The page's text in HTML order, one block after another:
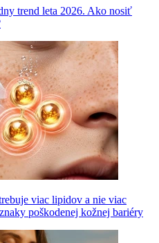
trend leta 2026. Ako nosiť
viac lipidov a nie viac
poškodenej kožnej bariéry